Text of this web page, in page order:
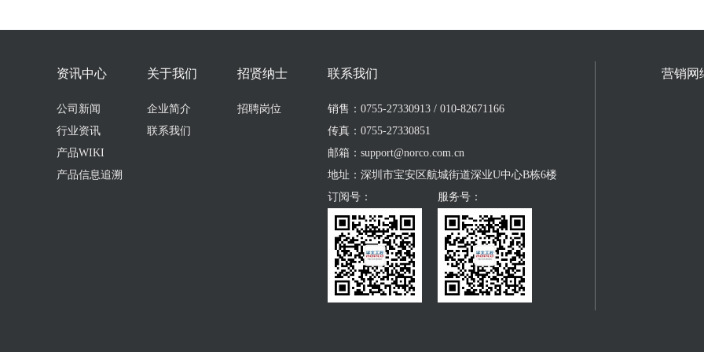
资讯中心
公司新闻
行业资讯
产品WIKI
产品信息追溯
关于我们
企业简介
联系我们
招贤纳士
招聘岗位
联系我们
销售：0755-27330913 / 010-82671166
传真：0755-27330851
邮箱：support@norco.com.cn
地址：深圳市宝安区航城街道深业U中心B栋6楼
订阅号：
服务号：
营销网